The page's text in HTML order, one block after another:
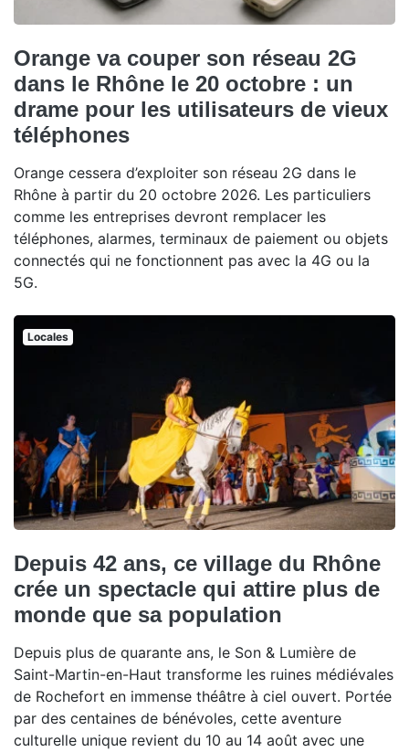
Orange va couper son réseau 2G
dans le Rhône le 20 octobre : un
drame pour les utilisateurs de vieux
téléphones
Orange cessera d’exploiter son réseau 2G dans le
Rhône à partir du 20 octobre 2026. Les particuliers
comme les entreprises devront remplacer les
téléphones, alarmes, terminaux de paiement ou objets
connectés qui ne fonctionnent pas avec la 4G ou la
5G.
Locales
Depuis 42 ans, ce village du Rhône
crée un spectacle qui attire plus de
monde que sa population
Depuis plus de quarante ans, le Son & Lumière de
Saint-Martin-en-Haut transforme les ruines médiévales
de Rochefort en immense théâtre à ciel ouvert. Portée
par des centaines de bénévoles, cette aventure
culturelle unique revient du 10 au 14 août avec une